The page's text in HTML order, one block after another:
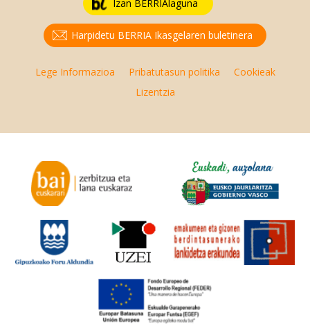
Izan BERRIAlaguna
Harpidetu BERRIA Ikasgelaren buletinera
Lege Informazioa Pribatutasun politika
Cookieak
Lizentzia